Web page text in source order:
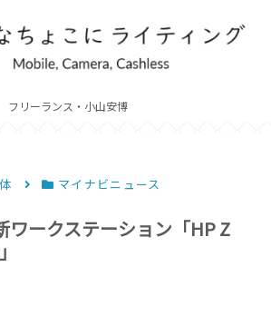
フリーランス・小山安博
マイナビニュース
ワークステーション「HP Z